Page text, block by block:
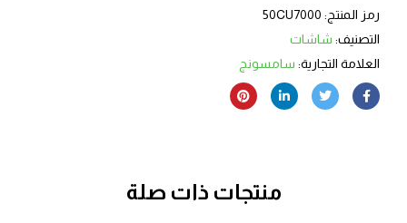
رمز المنتج: 50CU7000
التصنيف: شاشات
العلامة التجارية: سامسونج
منتجات ذات صلة